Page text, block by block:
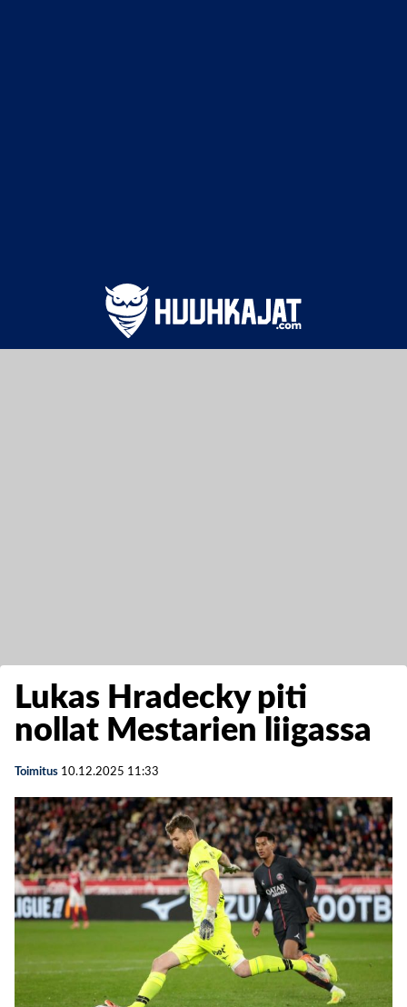
Lukas Hradecky piti
nollat Mestarien liigassa
Toimitus 10.12.2025 11:33